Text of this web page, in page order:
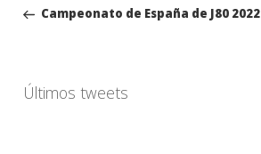
entradas
PostCampeonato de España de J80 2022
Últimos tweets